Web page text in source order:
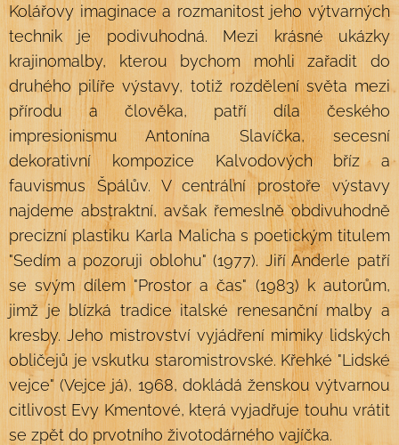
Kolářovy imaginace a rozmanitost jeho výtvarných
technik je podivuhodná. Mezi krásné ukázky
krajinomalby, kterou bychom mohli zařadit do
druhého pilíře výstavy, totiž rozdělení světa mezi
přírodu a člověka, patří díla českého
impresionismu Antonína Slavíčka, secesní
dekorativní kompozice Kalvodových bříz a
fauvismus Špálův. V centrální prostoře výstavy
najdeme abstraktní, avšak řemeslně obdivuhodně
precizní plastiku Karla Malicha s poetickým titulem
"Sedím a pozoruji oblohu" (1977). Jiří Anderle patří
se svým dílem "Prostor a čas" (1983) k autorům,
jimž je blízká tradice italské renesanční malby a
kresby. Jeho mistrovství vyjádření mimiky lidských
obličejů je vskutku staromistrovské. Křehké "Lidské
vejce" (Vejce já), 1968, dokládá ženskou výtvarnou
citlivost Evy Kmentové, která vyjadřuje touhu vrátit
se zpět do prvotního životodárného vajíčka.